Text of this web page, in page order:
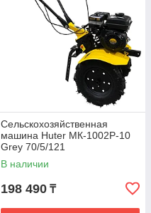
Сельскохозяйственная
машина Huter МК-1002Р-10
Grey 70/5/121
В наличии
198 490 ₸